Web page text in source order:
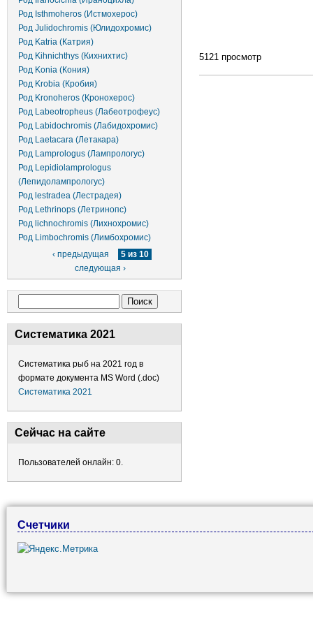
Род Isthmoheros (Истмохерос)
Род Julidochromis (Юлидохромис)
Род Katria (Катрия)
Род Kihnichthys (Кихнихтис)
Род Konia (Кония)
Род Krobia (Кробия)
Род Kronoheros (Кронохерос)
Род Labeotropheus (Лабеотрофеус)
Род Labidochromis (Лабидохромис)
Род Laetacara (Летакара)
Род Lamprologus (Лампрологус)
Род Lepidiolamprologus
(Лепидолампрологус)
Род lestradea (Лестрадея)
Род Lethrinops (Летринопс)
Род lichnochromis (Лихнохромис)
Род Limbochromis (Лимбохромис)
‹ предыдущая
5 из 10
следующая ›
Систематика 2021
Систематика рыб на 2021 год в
формате документа MS Word (.doc)
Систематика 2021
Сейчас на сайте
Пользователей онлайн: 0.
5121 просмотр
Счетчики